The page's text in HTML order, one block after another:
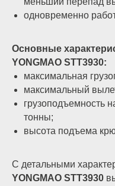
одновременно
Основные
YONGMAO STT3930:
максимальная
максимальный
грузоподъемность
тонны;
высота подъема
С детальными
YONGMAO STT3930